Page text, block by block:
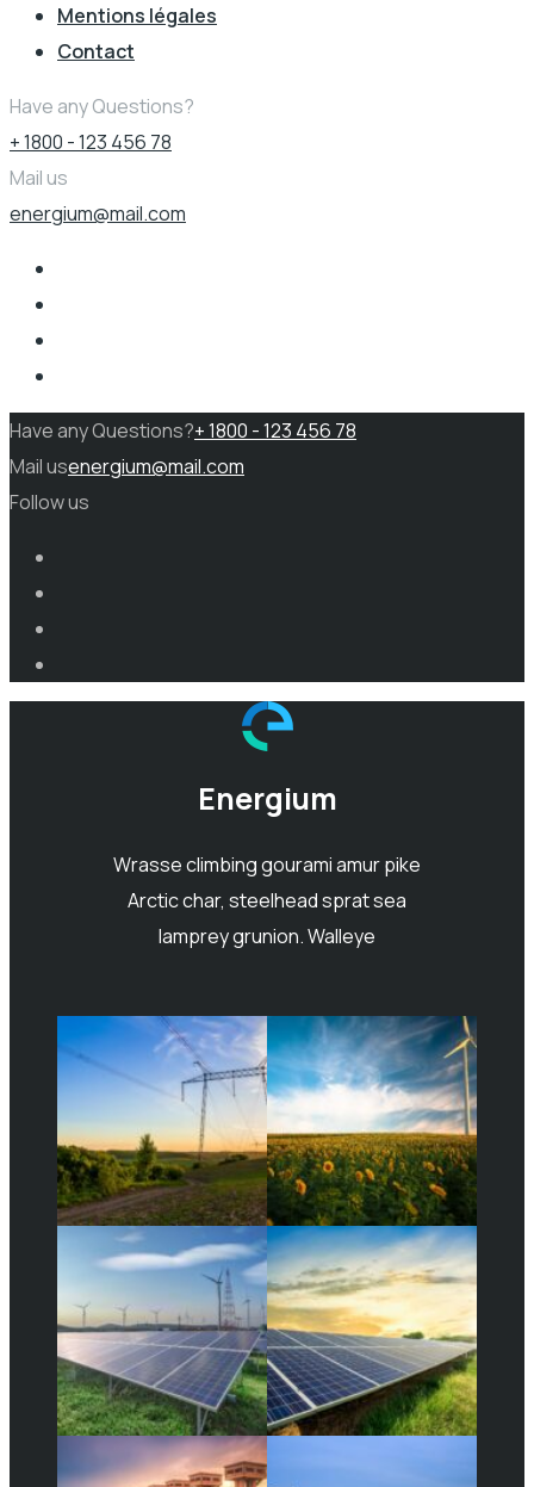
Mentions légales
Contact
Have any Questions?
+ 1800 - 123 456 78
Mail us
energium@mail.com
Have any Questions?+ 1800 - 123 456 78
Mail usenergium@mail.com
Follow us
Energium
Wrasse climbing gourami amur pike
Arctic char, steelhead sprat sea
lamprey grunion. Walleye